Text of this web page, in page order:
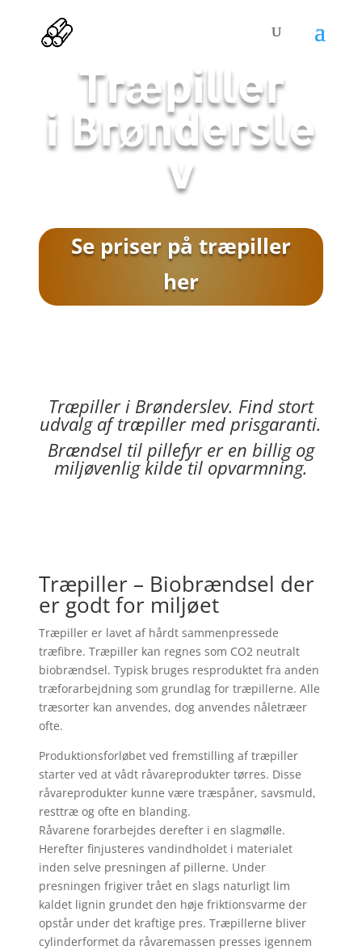
Træpiller
i Brøndersle
v
Se priser på træpiller
her
Træpiller i Brønderslev. Find stort
udvalg af træpiller med prisgaranti.
Brændsel til pillefyr er en billig og
miljøvenlig kilde til opvarmning.
Træpiller – Biobrændsel der
er godt for miljøet
Træpiller er lavet af hårdt sammenpressede
træfibre. Træpiller kan regnes som CO2 neutralt
biobrændsel. Typisk bruges resproduktet fra anden
træforarbejdning som grundlag for træpillerne. Alle
træsorter kan anvendes, dog anvendes nåletræer
ofte.
Produktionsforløbet ved fremstilling af træpiller
starter ved at vådt råvareprodukter tørres. Disse
råvareprodukter kunne være træspåner, savsmuld,
resttræ og ofte en blanding.
Råvarene forarbejdes derefter i en slagmølle.
Herefter finjusteres vandindholdet i materialet
inden selve presningen af pillerne. Under
presningen frigiver trået en slags naturligt lim
kaldet lignin grundet den høje friktionsvarme der
opstår under det kraftige pres. Træpillerne bliver
cylinderformet da råvaremassen presses igennem